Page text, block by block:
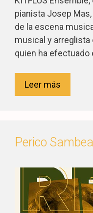
pianista Josep
de la escena
musical y arreglista
quien ha
Leer más
Perico